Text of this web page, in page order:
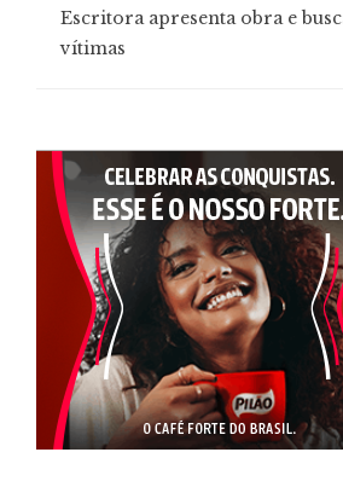
Escritora apresenta obra e
vítimas